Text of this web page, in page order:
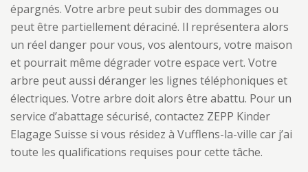
épargnés. Votre arbre peut subir des dommages ou
peut être partiellement déraciné. Il représentera alors
un réel danger pour vous, vos alentours, votre maison
et pourrait même dégrader votre espace vert. Votre
arbre peut aussi déranger les lignes téléphoniques et
électriques. Votre arbre doit alors être abattu. Pour un
service d’abattage sécurisé, contactez ZEPP Kinder
Elagage Suisse si vous résidez à Vufflens-la-ville car j’ai
toute les qualifications requises pour cette tâche.